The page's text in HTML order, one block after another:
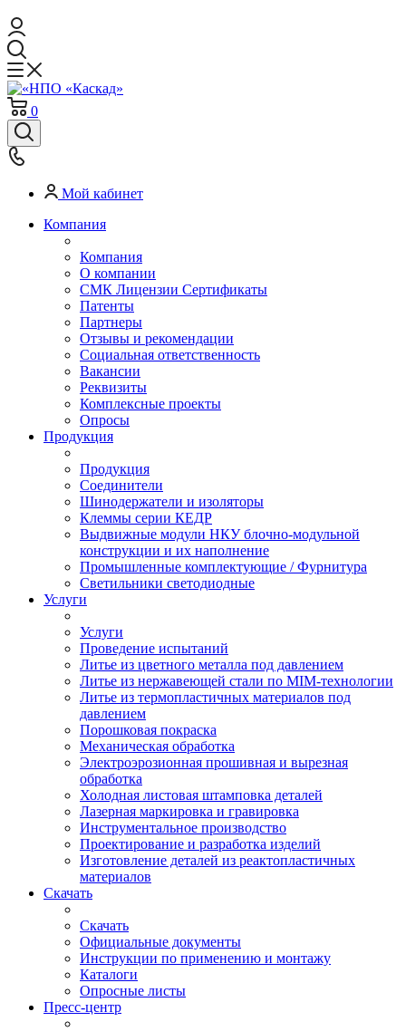
0
Мой кабинет
Компания
Компания
О компании
СМК Лицензии Сертификаты
Патенты
Партнеры
Отзывы и рекомендации
Социальная ответственность
Вакансии
Реквизиты
Комплексные проекты
Опросы
Продукция
Продукция
Соединители
Шинодержатели и изоляторы
Клеммы серии КЕДР
Выдвижные модули НКУ блочно-модульной
конструкции и их наполнение
Промышленные комплектующие / Фурнитура
Светильники светодиодные
Услуги
Услуги
Проведение испытаний
Литье из цветного металла под давлением
Литье из нержавеющей стали по MIM-технологии
Литье из термопластичных материалов под
давлением
Порошковая покраска
Механическая обработка
Электроэрозионная прошивная и вырезная
обработка
Холодная листовая штамповка деталей
Лазерная маркировка и гравировка
Инструментальное производство
Проектирование и разработка изделий
Изготовление деталей из реактопластичных
материалов
Скачать
Скачать
Официальные документы
Инструкции по применению и монтажу
Каталоги
Опросные листы
Пресс-центр